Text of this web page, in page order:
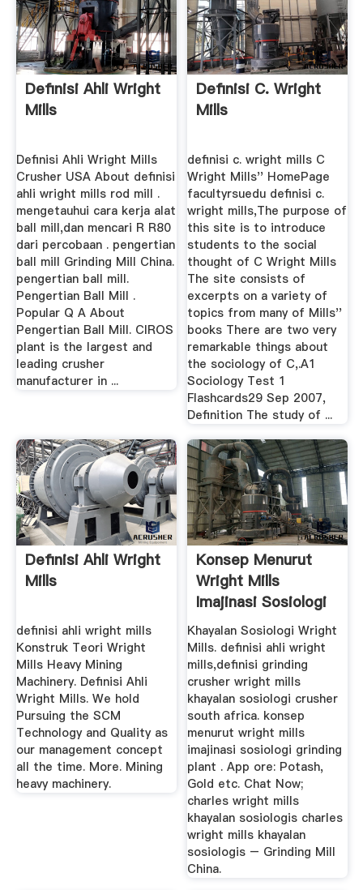
Definisi Ahli Wright
Mills
Definisi Ahli Wright Mills
Crusher USA About definisi
ahli wright mills rod mill .
mengetauhui cara kerja alat
ball mill,dan mencari R R80
dari percobaan . pengertian
ball mill Grinding Mill China.
pengertian ball mill.
Pengertian Ball Mill .
Popular Q A About
Pengertian Ball Mill. CIROS
plant is the largest and
leading crusher
manufacturer in ...
Definisi C. Wright
Mills
definisi c. wright mills C
Wright Mills'' HomePage
facultyrsuedu definisi c.
wright mills,The purpose of
this site is to introduce
students to the social
thought of C Wright Mills
The site consists of
excerpts on a variety of
topics from many of Mills''
books There are two very
remarkable things about
the sociology of C,.A1
Sociology Test 1
Flashcards29 Sep 2007,
Definition The study of ...
Definisi Ahli Wright
Mills
definisi ahli wright mills
Konstruk Teori Wright
Mills Heavy Mining
Machinery. Definisi Ahli
Wright Mills. We hold
Pursuing the SCM
Technology and Quality as
our management concept
all the time. More. Mining
heavy machinery.
Konsep Menurut
Wright Mills
Imajinasi Sosiologi
Khayalan Sosiologi Wright
Mills. definisi ahli wright
mills,definisi grinding
crusher wright mills
khayalan sosiologi crusher
south africa. konsep
menurut wright mills
imajinasi sosiologi grinding
plant . App ore: Potash,
Gold etc. Chat Now;
charles wright mills
khayalan sosiologis charles
wright mills khayalan
sosiologis – Grinding Mill
China.